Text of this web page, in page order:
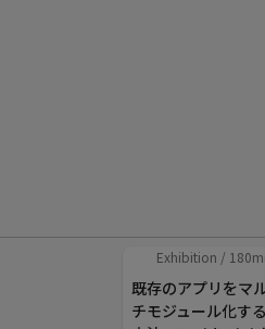
Exhibition / 180
既存のアプリをマ
チモジュール化す